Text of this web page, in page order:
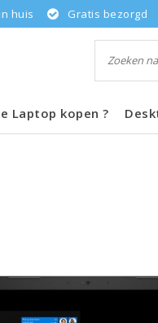
huis Gratis bezorgd
Laptop kopen ?